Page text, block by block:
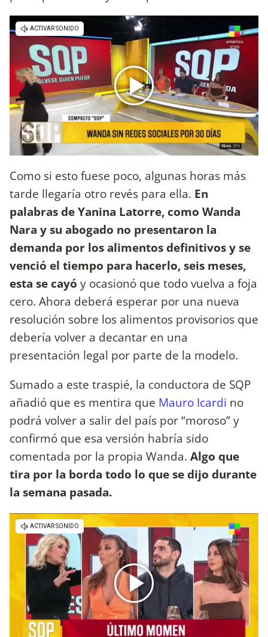
Como si esto fuese poco, algunas horas más
tarde llegaría otro revés para ella. En
palabras de Yanina Latorre, como Wanda
Nara y su abogado no presentaron la
demanda por los alimentos definitivos y se
venció el tiempo para hacerlo, seis meses,
esta se cayó y ocasionó que todo vuelva a foja
cero. Ahora deberá esperar por una nueva
resolución sobre los alimentos provisorios que
debería volver a decantar en una
presentación legal por parte de la modelo.
Sumado a este traspié, la conductora de SQP
añadió que es mentira que Mauro Icardi no
podrá volver a salir del país por “moroso” y
confirmó que esa versión habría sido
comentada por la propia Wanda. Algo que
tira por la borda todo lo que se dijo durante
la semana pasada.